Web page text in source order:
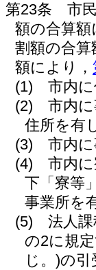
第23条
市
額の合算
割額の合
額により，
(1)
市内
(2)
市内
住所を有
(3)
市内
(4)
市内
下「寮等
事業所を
(5)
法人
の2に規
じ。)の引